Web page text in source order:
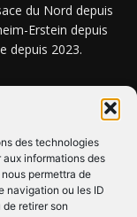
des technologies
informations des
permettra de
navigation ou les ID
retirer son
du Nord depuis
Erstein depuis
depuis 2023.